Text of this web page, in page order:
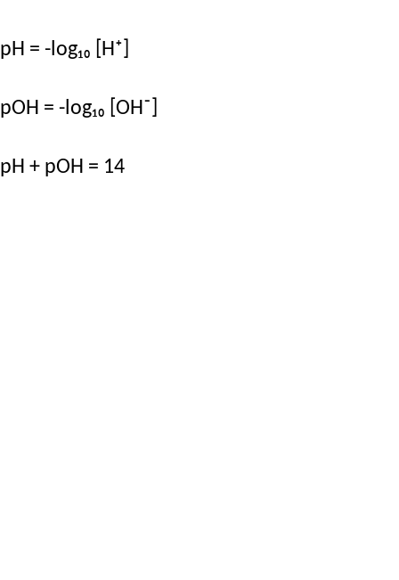
pH = -log₁₀ [H⁺]
pOH = -log₁₀ [OH⁻]
pH + pOH = 14